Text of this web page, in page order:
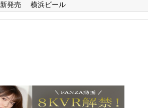
新発売 横浜ビール